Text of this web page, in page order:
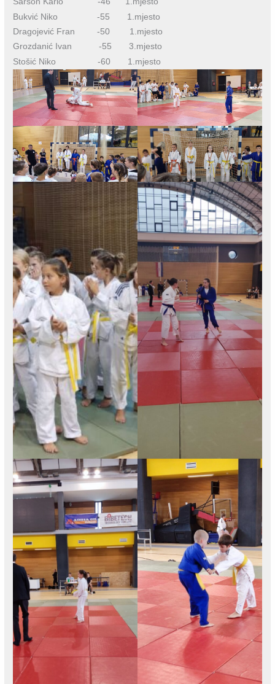
Bukvić Niko -55 1.mjesto
Dragojević Fran -50 1.mjesto
Grozdanić Ivan -55 3.mjesto
Stošić Niko -60 1.mjesto